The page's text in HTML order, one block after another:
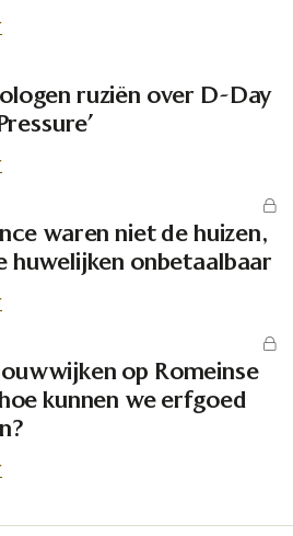
ruziën over D-Day
waren niet de huizen,
huwelijken onbetaalbaar
op Romeinse
kunnen we erfgoed